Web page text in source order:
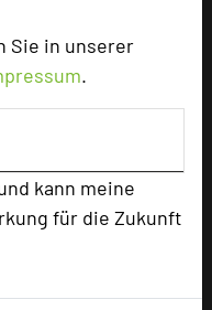
Sie in unserer
.
kann meine
für die Zukunft
50